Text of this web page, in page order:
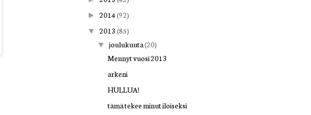
► 2014(92)
▼ 2013 (85)
▼joulukuuta(20)
Mennyt vuosi 2013
arkeni
HULLUA!
tämä tekee minut iloiseksi